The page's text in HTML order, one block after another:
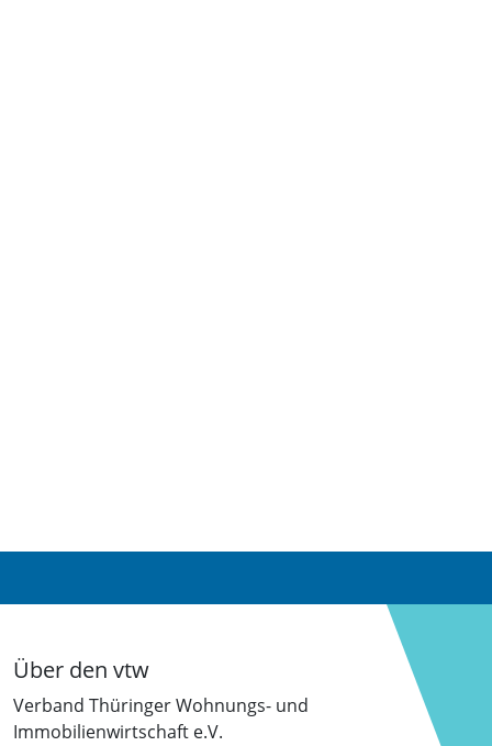
Über den vtw
Verband Thüringer Wohnungs- und
Immobilienwirtschaft e.V.